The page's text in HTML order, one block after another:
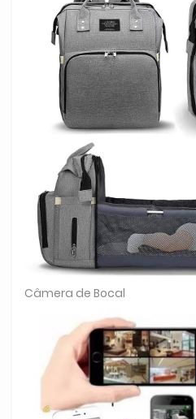
Câmera de Bocal